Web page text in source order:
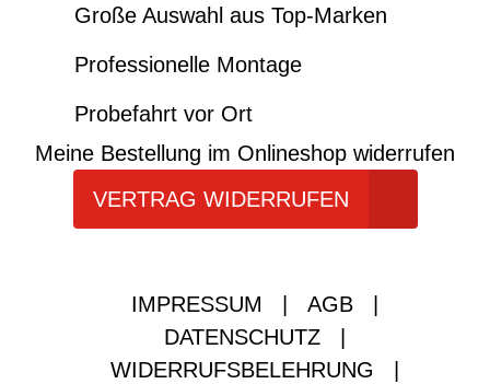
Große Auswahl aus Top-Marken
Professionelle Montage
Probefahrt vor Ort
Meine Bestellung im Onlineshop widerrufen
VERTRAG WIDERRUFEN
IMPRESSUM AGB
DATENSCHUTZ
WIDERRUFSBELEHRUNG